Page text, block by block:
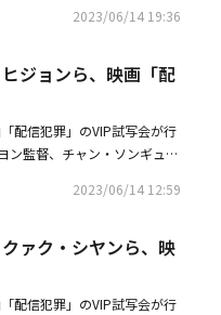
じ、本編への期待が高まる。
「ノンストップ」パク・ソン
」＜あらすじ＞友人から違法
振られそうなフリーランス
サプライズ誕生日パーティー
違法なサイトと思われるそ
ンを救えるのか。そして
ン・ヒョンソク、チェ・ウソ
画『配信犯罪』ファイト！」
ナは、2015年に熱愛を認
ント所属であり、同じ事務
2人に、ファンからは応援
バリ島旅行へ？空港での姿
。劇中、インターネットライ
。また「需要がなければ供給
。韓国で今月28日に公開さ
パク・ソンホ）が、偶然も
とを知ることになり、これを
対決を繰り広げるリアルタ
2023/06/14 19:36
ジョンら、映画「配
配信犯罪」のVIP試写会が行
ン監督、チャン・ソンギュら
イら、映画「配信犯罪」VIP
2023/06/14 12:59
ァク・シヤンら、映
配信犯罪」のVIP試写会が行